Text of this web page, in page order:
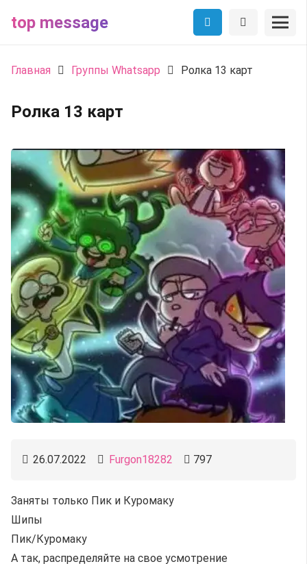
top message
Главная Группы Whatsapp Ролка 13 карт
Ролка 13 карт
26.07.2022 Furgon18282 797
Заняты только Пик и Куромаку
Шипы
Пик/Куромаку
А так, распределяйте на свое усмотрение